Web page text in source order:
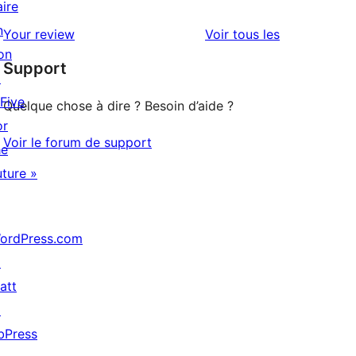
à
2
étoile
à
1
Your review Voir tous lesavis
Support
Quelque chose à dire ? Besoin d’aide ?
Voir le forum de support
»